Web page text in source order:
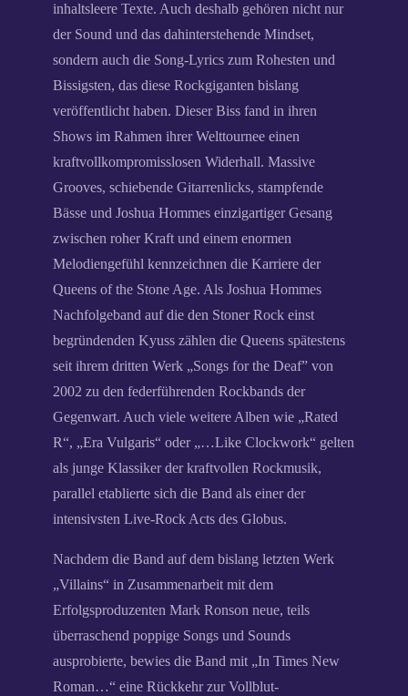
inhaltsleere Texte. Auch deshalb gehören nicht nur
der Sound und das dahinterstehende Mindset,
sondern auch die Song-Lyrics zum Rohesten und
Bissigsten, das diese Rockgiganten bislang
veröffentlicht haben. Dieser Biss fand in ihren
Shows im Rahmen ihrer Welttournee einen
kraftvollkompromisslosen Widerhall. Massive
Grooves, schiebende Gitarrenlicks, stampfende
Bässe und Joshua Hommes einzigartiger Gesang
zwischen roher Kraft und einem enormen
Melodiengefühl kennzeichnen die Karriere der
Queens of the Stone Age. Als Joshua Hommes
Nachfolgeband auf die den Stoner Rock einst
begründenden Kyuss zählen die Queens spätestens
seit ihrem dritten Werk „Songs for the Deaf” von
2002 zu den federführenden Rockbands der
Gegenwart. Auch viele weitere Alben wie „Rated
R“, „Era Vulgaris“ oder „…Like Clockwork“ gelten
als junge Klassiker der kraftvollen Rockmusik,
parallel etablierte sich die Band als einer der
intensivsten Live-Rock Acts des Globus.
Nachdem die Band auf dem bislang letzten Werk
„Villains“ in Zusammenarbeit mit dem
Erfolgsproduzenten Mark Ronson neue, teils
überraschend poppige Songs und Sounds
ausprobierte, bewies die Band mit „In Times New
Roman…“ eine Rückkehr zur Vollblut-